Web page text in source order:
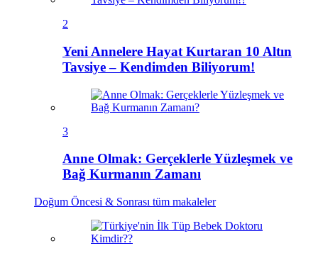
2
Yeni Annelere Hayat Kurtaran 10 Altın
Tavsiye – Kendimden Biliyorum!
3
Anne Olmak: Gerçeklerle Yüzleşmek ve
Bağ Kurmanın Zamanı
Doğum Öncesi & Sonrası tüm makaleler